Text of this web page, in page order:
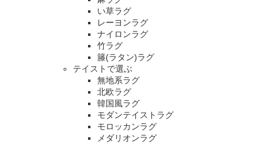
い草ラグ
レーヨンラグ
ナイロンラグ
竹ラグ
籐(ラタン)ラグ
テイストで選ぶ
無地系ラグ
北欧ラグ
韓国風ラグ
モダンテイストラグ
モロッカンラグ
メダリオンラグ